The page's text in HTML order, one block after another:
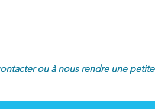
ou à nous rendre une petite